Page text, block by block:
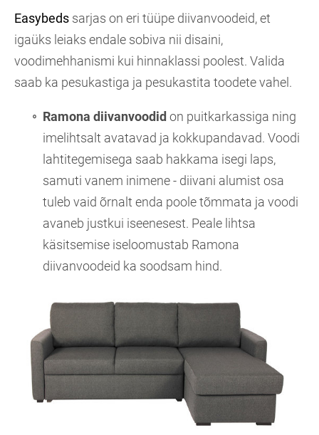
Easybeds sarjas on eri tüüpe diivanvoodeid, et
igaüks leiaks endale sobiva nii disaini,
voodimehhanismi kui hinnaklassi poolest. Valida
saab ka pesukastiga ja pesukastita toodete vahel.
Ramona diivanvoodid on puitkarkassiga ning
imelihtsalt avatavad ja kokkupandavad. Voodi
lahtitegemisega saab hakkama isegi laps,
samuti vanem inimene - diivani alumist osa
tuleb vaid õrnalt enda poole tõmmata ja voodi
avaneb justkui iseenesest. Peale lihtsa
käsitsemise iseloomustab Ramona
diivanvoodeid ka soodsam hind.